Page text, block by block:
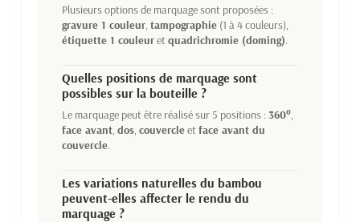
Plusieurs options de marquage sont proposées :
gravure 1 couleur, tampographie (1 à 4 couleurs),
étiquette 1 couleuret quadrichromie (doming).
Quelles positions de marquage sont
possibles sur la bouteille ?
Le marquage peut être réalisé sur 5 positions :360°,
face avant, dos, couvercleet face avant du
couvercle.
Les variations naturelles du bambou
peuvent-elles affecter le rendu du
marquage ?